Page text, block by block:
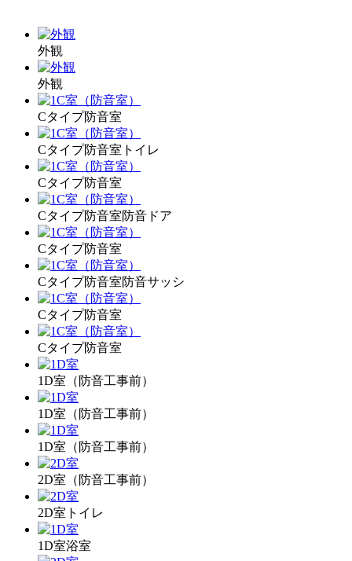
外観
外観
Cタイプ防音室
Cタイプ防音室トイレ
Cタイプ防音室
Cタイプ防音室防音ドア
Cタイプ防音室
Cタイプ防音室防音サッシ
Cタイプ防音室
Cタイプ防音室
1D室（防音工事前）
1D室（防音工事前）
1D室（防音工事前）
2D室（防音工事前）
2D室トイレ
1D室浴室